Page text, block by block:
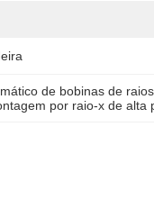
de bobinas de
por raio-x de alta